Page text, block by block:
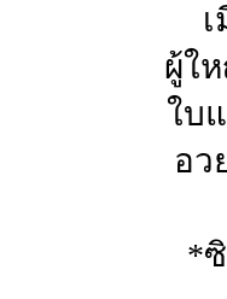
ผู้ใ
ใบ
อว
*